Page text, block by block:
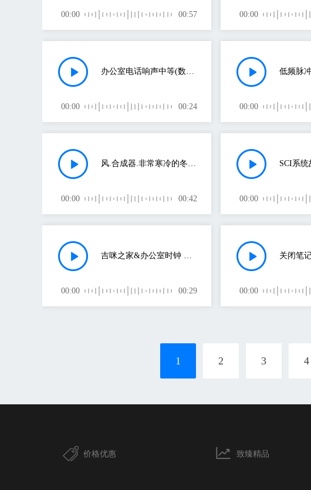
00:00 00:57 00:00
办公室电话响声中等(数码钟表的声音)
00:00 00:24
低频脉
00:00
风.合成器.非常寒冷的冬天(OSC)(马达的声音)
00:00 00:42 00:00
吉咪之家&办公室时钟 小滴答声(数码钟表的声音)
00:00 00:29 00:00
1 2 3 4
价格优惠 致臻精品